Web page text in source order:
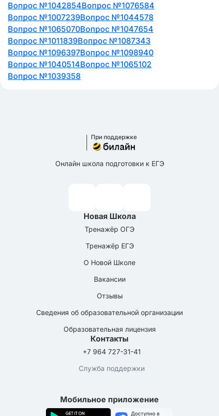
Вопрос №1042854Вопрос №1076584
Вопрос №1007239Вопрос №1044578
Вопрос №1065070Вопрос №1047654
Вопрос №1011839Вопрос №1087343
Вопрос №1096397Вопрос №1098940
Вопрос №1040514Вопрос №1065102
Вопрос №1039358
При поддержке
Онлайн школа подготовки к ЕГЭ
Новая Школа
Тренажёр ОГЭ
Тренажёр ЕГЭ
О Новой Школе
Вакансии
Отзывы
Сведения об образовательной организации
Образовательная лицензия
Контакты
+7 964 727-31-41
Служба поддержки
Мобильное приложение